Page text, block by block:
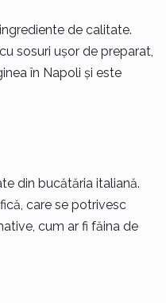
de calitate.
sosuri ușor de preparat,
în Napoli și este
din bucătăria italiană.
care se potrivesc
cum ar fi făina de